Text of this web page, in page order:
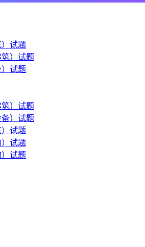
试题
）试题
试题
）试题
）试题
试题
试题
试题